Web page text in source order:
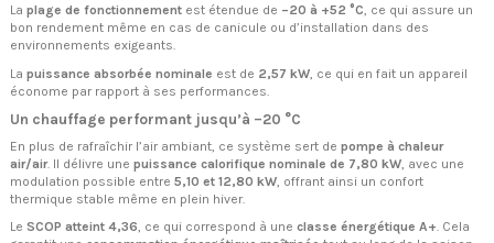
La plage de fonctionnement est étendue de –20 à +52 °C, ce qui assure un
bon rendement même en cas de canicule ou d’installation dans des
environnements exigeants.
La puissance absorbée nominale est de 2,57 kW, ce qui en fait un appareil
économe par rapport à ses performances.
Un chauffage performant jusqu’à –20 °C
En plus de rafraîchir l’air ambiant, ce système sert de pompe à chaleur
air/air. Il délivre une puissance calorifique nominale de 7,80 kW , avec une
modulation possible entre 5,10 et 12,80 kW , offrant ainsi un confort
thermique stable même en plein hiver.
Le SCOP atteint 4,36, ce qui correspond à une classe énergétique A+. Cela